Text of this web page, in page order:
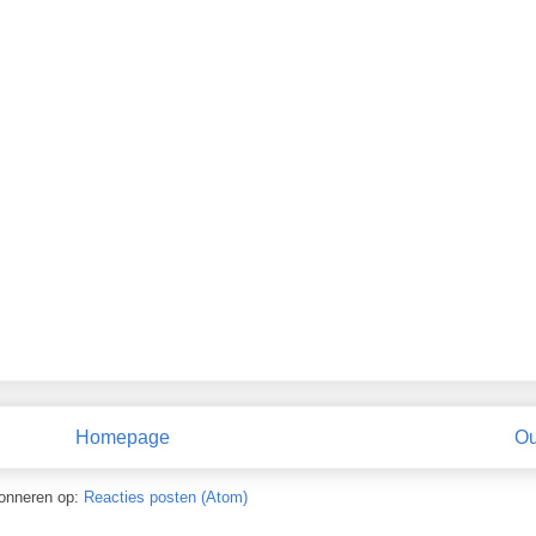
Homepage
op: Reacties posten (Atom)